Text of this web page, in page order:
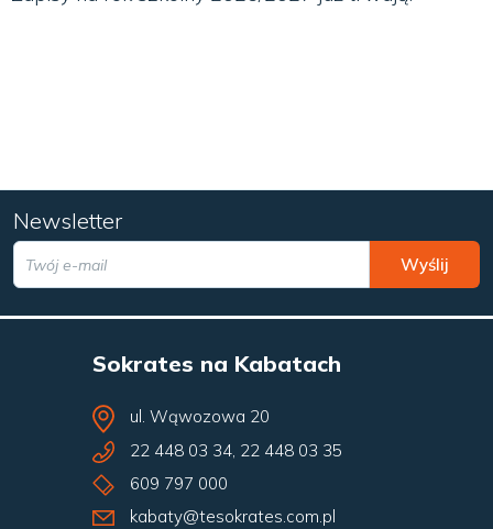
Newsletter
Wyślij
Sokrates na Kabatach
ul. Wąwozowa 20
22 448 03 34 22 448 03 35
609 797 000
kabaty@tesokrates.com.pl